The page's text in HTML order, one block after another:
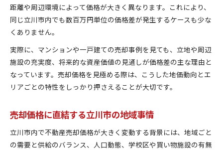
距離や周辺環境によって価格が大きく異なります。これにより、
同じ立川市内でも数百万円単位の価格差が発生するケースも少な
くありません。
実際に、マンションや一戸建ての売却事例を見ても、立地や周辺
施設の充実度、将来的な資産価値の見通しが価格差の主な理由と
なっています。売却価格を見極める際は、こうした地価動向とエ
リアごとの特性をしっかり押さえることが大切です。
売却価格に直結する立川市の地域事情
立川市内で不動産売却価格が大きく変動する背景には、地域ごと
の需要と供給のバランス、人口動態、学校区や買い物施設の有無